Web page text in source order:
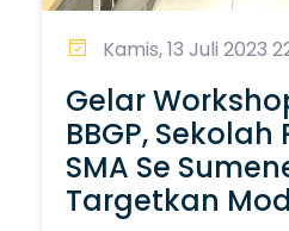
Kamis, 13 Juli 2023
Gelar
BBGP,
SMA Se
Targetkan